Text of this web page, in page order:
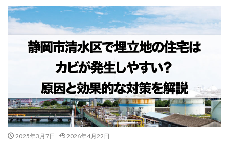
2025年3月7日 2026年4月22日